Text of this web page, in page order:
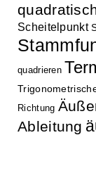
Scheitelpunkt
quadrieren
Richtung
Ableitung